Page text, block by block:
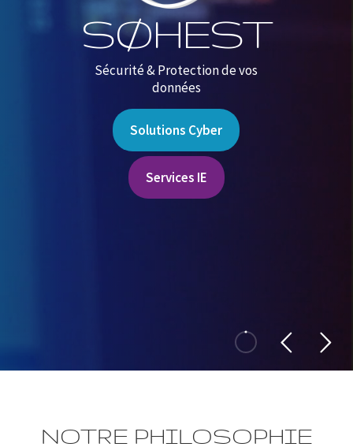
SØHEST
Sécurité & Protection de vos
données
Services IE
Solutions Cyber
NOTRE PHILOSOPHIE